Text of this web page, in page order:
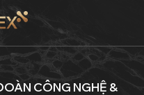
CÔNG NGHỆ &